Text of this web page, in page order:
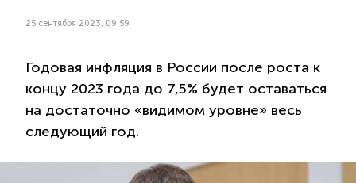
25 сентября 2023, 09:59
Годовая инфляция в России после роста к
концу 2023 года до 7,5% будет оставаться
на достаточно «видимом уровне» весь
следующий год.